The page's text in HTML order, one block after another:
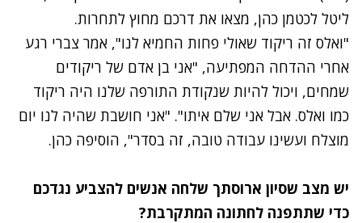
ליטל לכטמן כהן, מצאו את דרכם מחוץ לתחרות.
"ואלס זה ריקוד שאולי פחות החמיא לנו", אמר צברי רגע
אחרי ההדחה המפתיעה, "אני בן אדם של ריקודים
שמחים, ויכול להיות שנקודת התורפה שלנו היה ריקוד
כמו ואלס. אבל אני שלם איתו". "אני חושבת שהיה לנו יום
מוצלח ועשינו עבודה טובה, זה בסדר", הוסיפה כהן.
יש מצב שסיון ארוסתך שלחה אנשים להצביע נגדכם
כדי שתתפנה לחתונה המתקרבת?